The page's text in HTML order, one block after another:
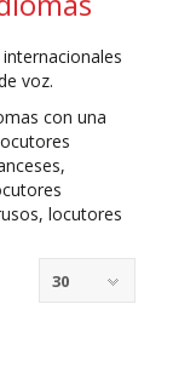
voz.
con una
locutores
30